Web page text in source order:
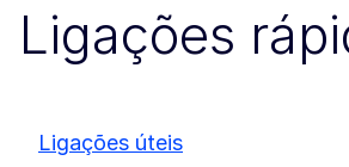
Ligações
Ligações úteis